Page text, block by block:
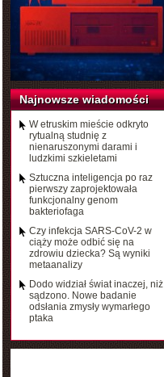
Najnowsze wiadomości
W etruskim mieście odkryto
rytualną studnię z
nienaruszonymi darami i
ludzkimi szkieletami
Sztuczna inteligencja po raz
pierwszy zaprojektowała
funkcjonalny genom
bakteriofaga
Czy infekcja SARS-CoV-2 w
ciąży może odbić się na
zdrowiu dziecka? Są wyniki
metaanalizy
Dodo widział świat inaczej, niż
sądzono. Nowe badanie
odsłania zmysły wymarłego
ptaka